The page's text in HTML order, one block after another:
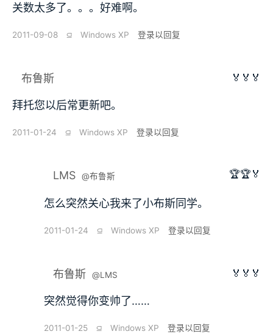
关数太多了。。。好难啊。
2011-09-08 ⫑ Windows XP 登录以回复
布鲁斯 🏅🏅🏅
拜托您以后常更新吧。
2011-01-24 ⫑ Windows XP 登录以回复
LMS @布鲁斯 🏆🏆🏅
怎么突然关心我来了小布斯同学。
2011-01-24 ⫑ Windows XP 登录以回复
布鲁斯 @LMS 🏅🏅🏅
突然觉得你变帅了……
2011-01-25 ⫑ Windows XP 登录以回复